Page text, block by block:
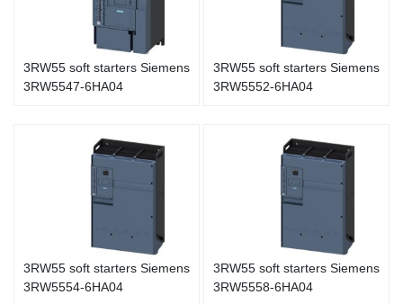
3RW55 soft starters Siemens
3RW5547-6HA04
3RW55 soft starters Siemens
3RW5552-6HA04
3RW55 soft starters Siemens
3RW5554-6HA04
3RW55 soft starters Siemens
3RW5558-6HA04